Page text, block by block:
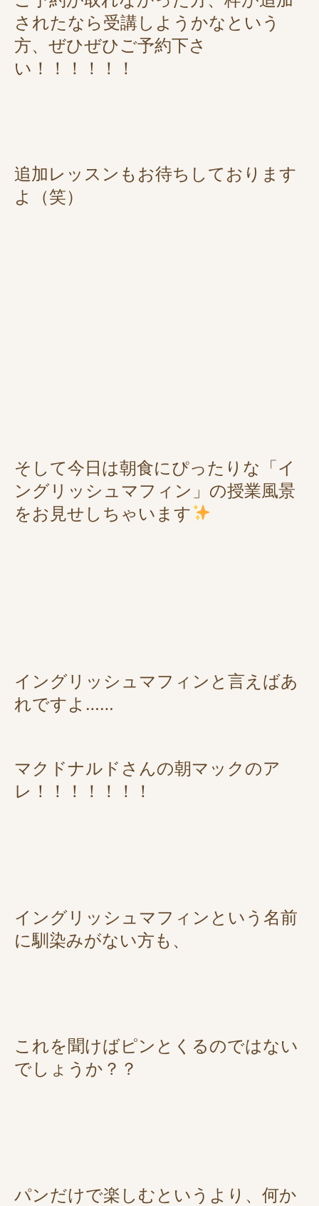
されたなら受講しようかなという
方、ぜひぜひご予約下さ
い！！！！！！
追加レッスンもお待ちしております
よ（笑）
そして今日は朝食にぴったりな「イ
ングリッシュマフィン」の授業風景
をお見せしちゃいます
イングリッシュマフィンと言えばあ
れですよ……
マクドナルドさんの朝マックのア
レ！！！！！！！
イングリッシュマフィンという名前
に馴染みがない方も、
これを聞けばピンとくるのではない
でしょうか？？
パンだけで楽しむというより、何か